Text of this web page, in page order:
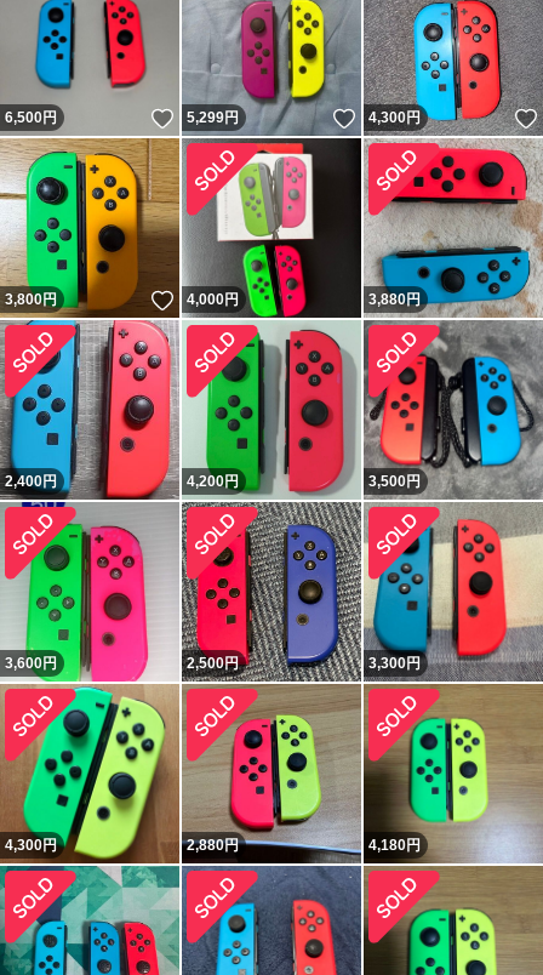
6,500円 いいね！
5,299円 いいね！
4,300円
3,800円 いいね！
4,000円 3,880円
2,400円 4,200円 3,500円
3,600円 2,500円 3,300円
4,300円 2,880円 4,180円